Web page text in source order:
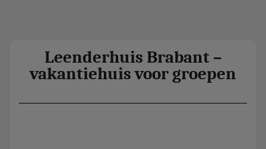
Leenderhuis Brabant –
vakantiehuis voor groepen